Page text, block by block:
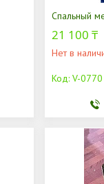
Спальный
21 100 ₸
Нет в
V-0770